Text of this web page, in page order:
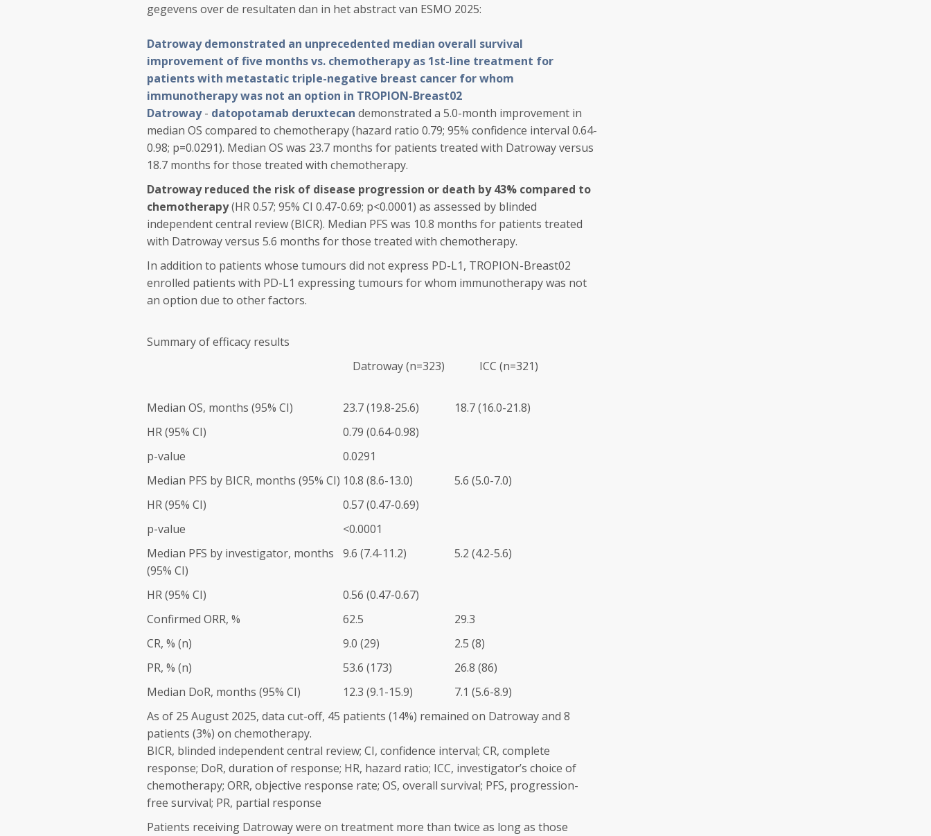
gegevens over de resultaten dan in het abstract van ESMO 2025:
Datroway demonstrated an unprecedented median overall survival
improvement of five months vs. chemotherapy as 1st-line treatment for
patients with metastatic triple-negative breast cancer for whom
immunotherapy was not an option in TROPION-Breast02
Datroway- datopotamab deruxtecan demonstrated a 5.0-month improvement in
median OS compared to chemotherapy (hazard ratio 0.79; 95% confidence interval 0.64-
0.98; p=0.0291). Median OS was 23.7 months for patients treated with Datrowayversus
18.7 months for those treated with chemotherapy.
Datrowayreduced the risk of disease progression or death by 43% compared to
chemotherapy(HR 0.57; 95% CI 0.47-0.69; p<0.0001) as assessed by blinded
independent central review (BICR). Median PFS was 10.8 months for patients treated
with Datrowayversus 5.6 months for those treated with chemotherapy.
In addition to patients whose tumours did not express PD-L1, TROPION-Breast02
enrolled patients with PD-L1 expressing tumours for whom immunotherapy was not
an option due to other factors.
Summary of efficacy results
Datroway (n=323)
ICC (n=321)
Median OS, months (95% CI) 23.7 (19.8-25.6)
18.7 (16.0-21.8)
HR (95% CI)
0.79 (0.64-0.98)
p-value
0.0291
Median PFS by BICR, months (95% CI) 10.8 (8.6-13.0)
5.6 (5.0-7.0)
HR (95% CI)
0.57 (0.47-0.69)
p-value
<0.0001
Median PFS by investigator, months
(95% CI)
9.6 (7.4-11.2) 5.2 (4.2-5.6)
HR (95% CI)
0.56 (0.47-0.67)
Confirmed ORR, %
62.5
29.3
CR, % (n)
9.0 (29)
2.5 (8)
PR, % (n)
53.6 (173)
26.8 (86)
Median DoR, months (95% CI)
12.3 (9.1-15.9)
7.1 (5.6-8.9)
As of 25 August 2025, data cut-off, 45 patients (14%) remained on Datroway and 8
patients (3%) on chemotherapy.
BICR, blinded independent central review; CI, confidence interval; CR, complete
response; DoR, duration of response; HR, hazard ratio; ICC, investigator’s choice of
chemotherapy; ORR, objective response rate; OS, overall survival; PFS, progression-
free survival; PR, partial response
Patients receiving Datrowaywere on treatment more than twice as long as those